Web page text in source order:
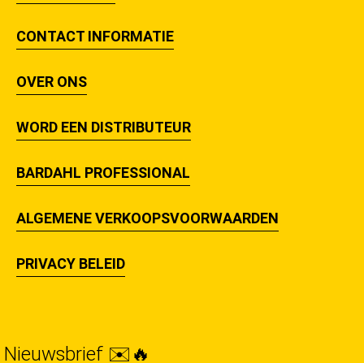
CONTACT INFORMATIE
OVER ONS
WORD EEN DISTRIBUTEUR
BARDAHL PROFESSIONAL
ALGEMENE VERKOOPSVOORWAARDEN
PRIVACY BELEID
Nieuwsbrief ✉️🔥